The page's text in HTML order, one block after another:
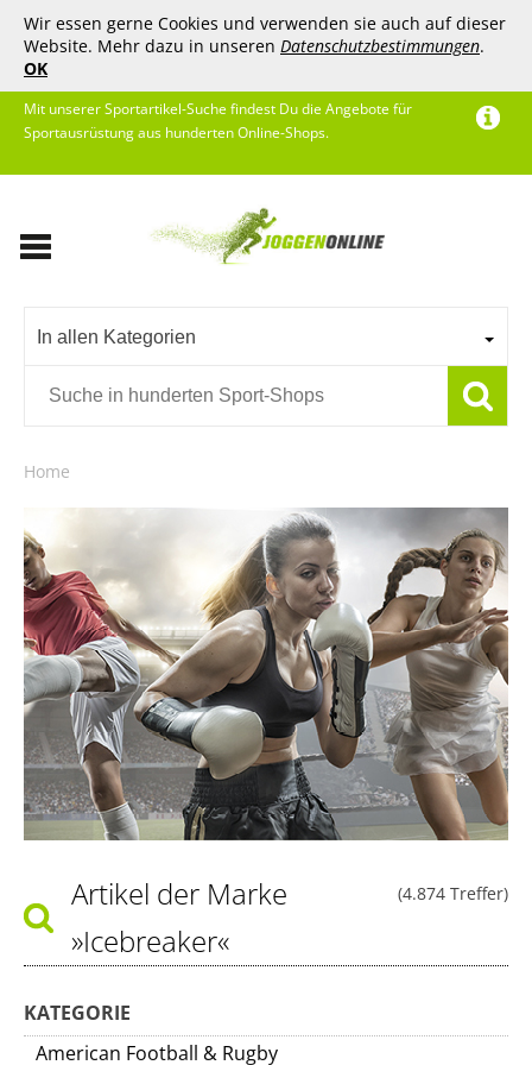
Wir essen gerne Cookies und verwenden sie auch auf dieser
Website. Mehr dazu in unseren Datenschutzbestimmungen.
OK
Mit unserer Sportartikel-Suche findest Du die Angebote für
Sportausrüstung aus hunderten Online-Shops.
In allen Kategorien
Home
(4.874 Treffer)
Artikel der Marke
»Icebreaker«
KATEGORIE
American Football & Rugby